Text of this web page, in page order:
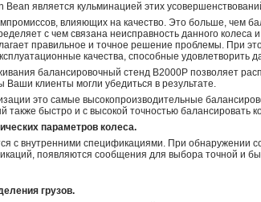
является кульминацией этих
влияющих на качество. Это больше, чем
с чем связана неисправность данного
правильное и точное решение проблемы. При
качества, способные удовлетворить
балансировочный стенд B2000P позволяет
клиенты могли убедиться в результате.
это самые высокопроизводительные
также быстро и с высокой точностью балансировать
параметров колеса.
с внутренними спецификациями. При обнаружении
появляются сообщения для выбора точной и
грузов.